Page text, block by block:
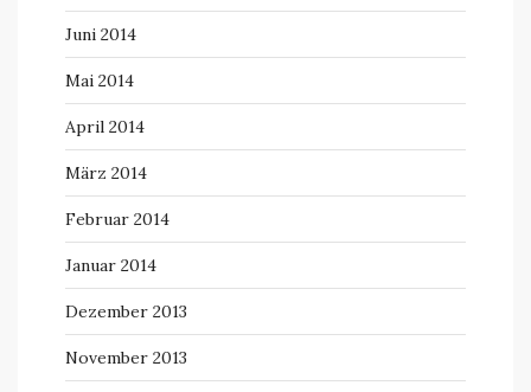
Juni 2014
Mai 2014
April 2014
März 2014
Februar 2014
Januar 2014
Dezember 2013
November 2013